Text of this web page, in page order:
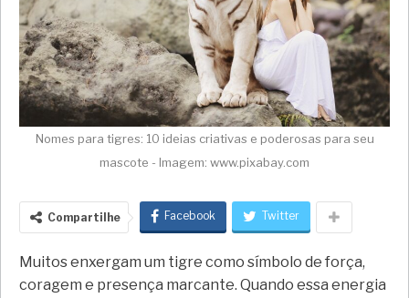
Nomes para tigres: 10 ideias criativas e poderosas para seu
mascote - Imagem: www.pixabay.com
Compartilhe Facebook Twitter
Muitos enxergam um tigre como símbolo de força,
coragem e presença marcante. Quando essa energia